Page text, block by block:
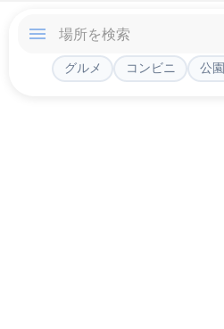
グルメ コンビニ 公園